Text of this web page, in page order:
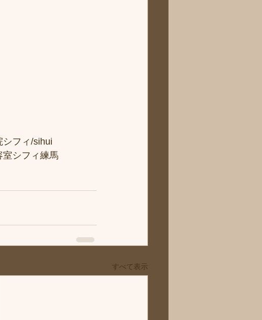
フィ/sihui
シフィ練馬
すべて表示